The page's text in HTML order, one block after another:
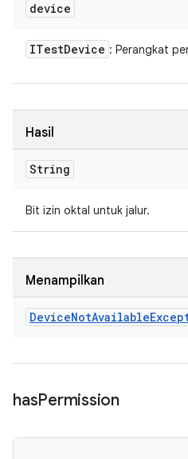
device
ITestDevice : Perangkat
Hasil
String
Bit izin oktal untuk jalur.
Menampilkan
DeviceNotAvailable
hasPermission